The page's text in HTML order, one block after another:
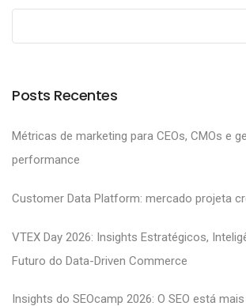
Posts Recentes
Métricas de marketing para CEOs, CMOs e
performance
Customer Data Platform: mercado projeta
VTEX Day 2026: Insights Estratégicos,
Futuro do Data-Driven Commerce
Insights do SEOcamp 2026: O SEO está